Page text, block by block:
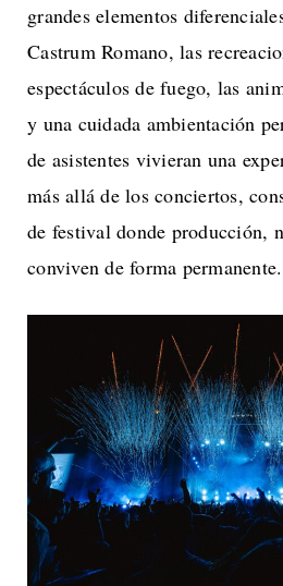
grandes elementos
Castrum Romano, las
espectáculos de fuego, las
y una cuidada ambientación
de asistentes vivieran una
más allá de los conciertos,
de festival donde producción,
conviven de forma permanente.